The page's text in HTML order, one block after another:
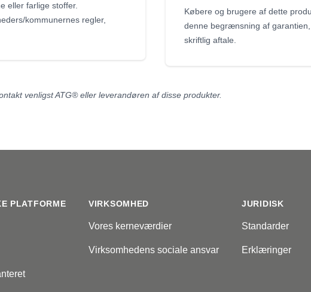
eller farlige stoffer.
kommunernes regler,
Købere og brugere af dette
denne begrænsning af
skriftlig aftale.
venligst ATG® eller leverandøren af ​​disse produkter.
PLATFORME VIRKSOMHED
Vores kerneværdier
Virksomhedens sociale ansvar
JURIDISK
Standarder
Erklæringer